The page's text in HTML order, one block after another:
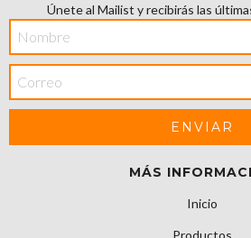
Únete al Mailist y recibirás las
MÁS
Inicio
Productos